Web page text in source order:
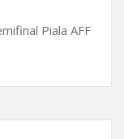
Piala AFF